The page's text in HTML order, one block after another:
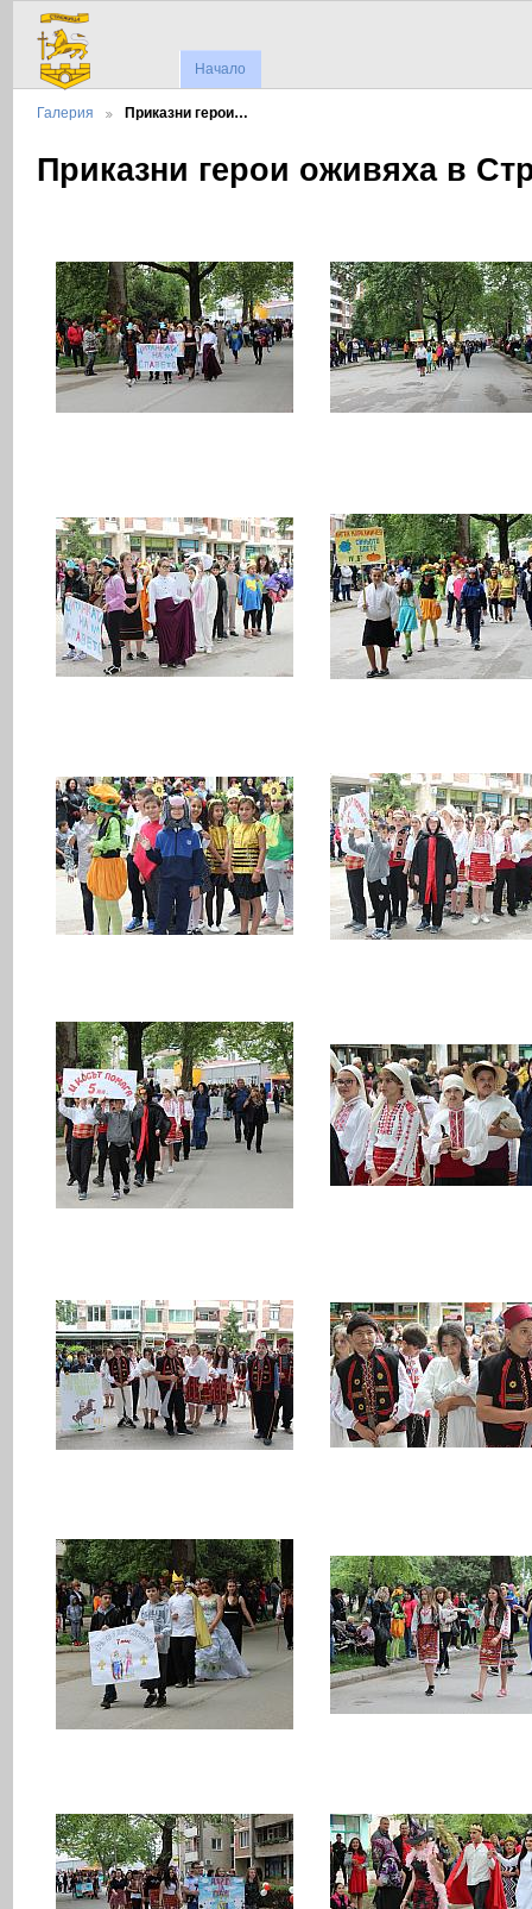
Начало
Галерия Приказни герои…
Приказни герои оживяха в